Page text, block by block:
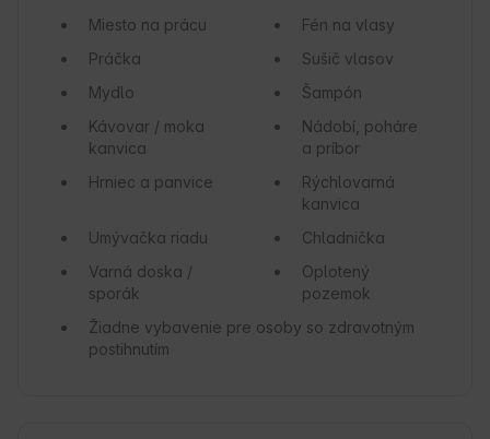
Miesto na prácu
Fén na vlasy
Práčka
Sušič vlasov
Mydlo
Šampón
Kávovar / moka
kanvica
Nádobí, poháre
a príbor
Hrniec a panvice
Rýchlovarná
kanvica
Umývačka riadu
Chladnička
Varná doska /
sporák
Oplotený
pozemok
Žiadne vybavenie pre osoby so zdravotným
postihnutím